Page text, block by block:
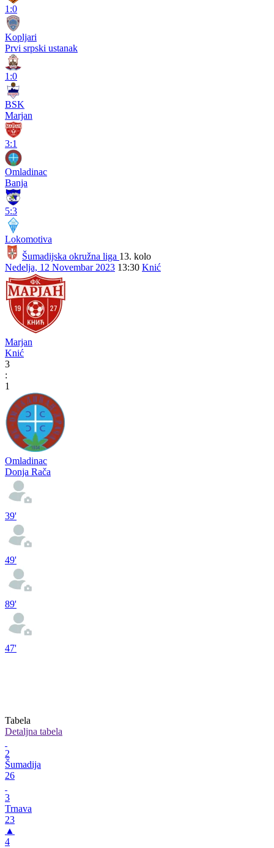
1:0
Kopljari
Prvi srpski ustanak
1:0
BSK
Marjan
3:1
Omladinac
Banja
5:3
Lokomotiva
Šumadijska okružna liga 13. kolo
Nedelja, 12 Novembar 2023 13:30 Knić
Marjan
Knić
3
:
1
Omladinac
Donja Rača
39'
49'
89'
47'
Tabela
Detaljna tabela
2
Šumadija
26
3
Trnava
23
▲
4